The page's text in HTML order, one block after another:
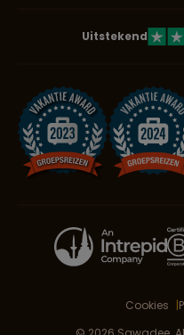
Uitstekend
Cookies